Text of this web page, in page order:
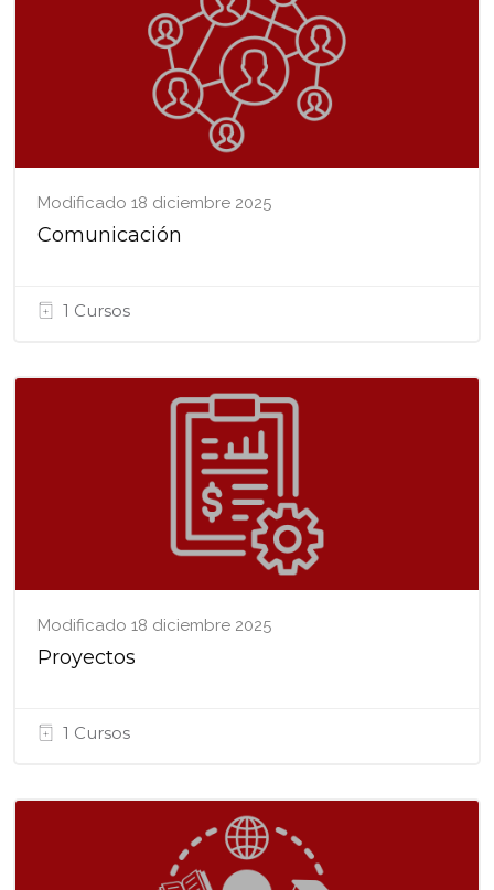
Modificado 18 diciembre 2025
Comunicación
1 Cursos
Modificado 18 diciembre 2025
Proyectos
1 Cursos